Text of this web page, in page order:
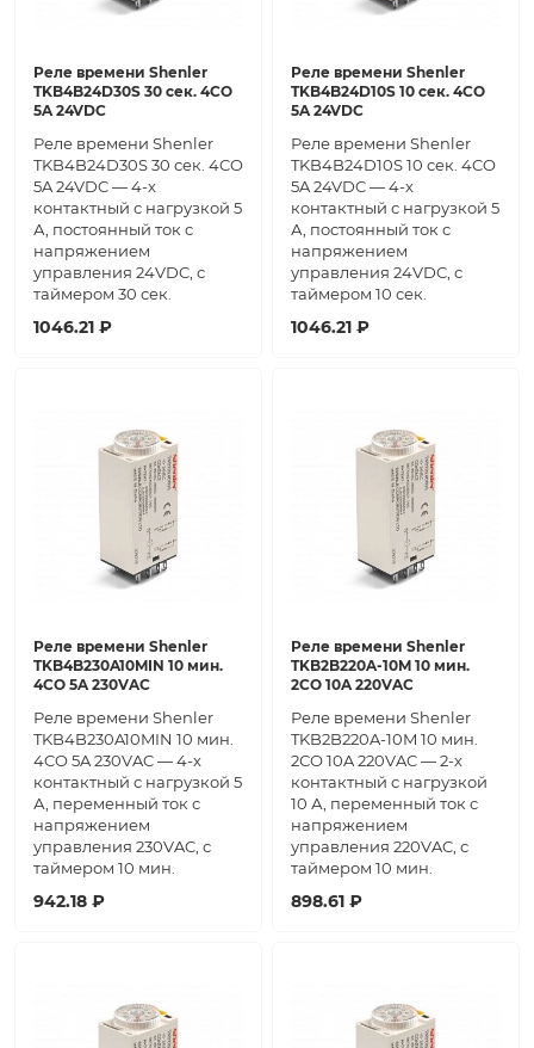
Реле времени Shenler
TKB4B24D30S 30 сек. 4CO
5A 24VDC
Реле времени Shenler
TKB4B24D30S 30 сек. 4CO
5A 24VDC — 4-х
контактный с нагрузкой 5
А, постоянный ток с
напряжением
управления 24VDC, с
таймером 30 сек.
1046.21 ₽
Реле времени Shenler
TKB4B24D10S 10 сек. 4CO
5A 24VDC
Реле времени Shenler
TKB4B24D10S 10 сек. 4CO
5A 24VDC — 4-х
контактный с нагрузкой 5
А, постоянный ток с
напряжением
управления 24VDC, с
таймером 10 сек.
1046.21 ₽
Реле времени Shenler
TKB4B230A10MIN 10 мин.
4CO 5A 230VAC
Реле времени Shenler
TKB4B230A10MIN 10 мин.
4CO 5A 230VAC — 4-х
контактный с нагрузкой 5
А, переменный ток с
напряжением
управления 230VAC, с
таймером 10 мин.
942.18 ₽
Реле времени Shenler
TKB2B220A-10M 10 мин.
2СО 10A 220VAC
Реле времени Shenler
TKB2B220A-10M 10 мин.
2СО 10A 220VAC — 2-х
контактный с нагрузкой
10 А, переменный ток с
напряжением
управления 220VAC, с
таймером 10 мин.
898.61 ₽